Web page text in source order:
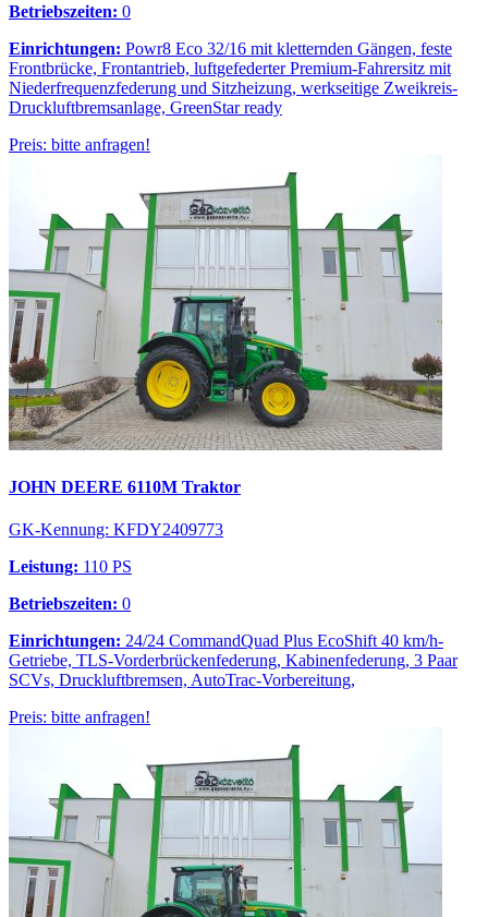
Betriebszeiten: 0
Einrichtungen: Powr8 Eco 32/16 mit kletternden Gängen, feste
Frontbrücke, Frontantrieb, luftgefederter Premium-Fahrersitz mit
Niederfrequenzfederung und Sitzheizung, werkseitige Zweikreis-
Druckluftbremsanlage, GreenStar ready
Preis: bitte anfragen!
JOHN DEERE 6110M Traktor
GK-Kennung: KFDY2409773
Leistung: 110 PS
Betriebszeiten: 0
Einrichtungen: 24/24 CommandQuad Plus EcoShift 40 km/h-
Getriebe, TLS-Vorderbrückenfederung, Kabinenfederung, 3 Paar
SCVs, Druckluftbremsen, AutoTrac-Vorbereitung,
Preis: bitte anfragen!